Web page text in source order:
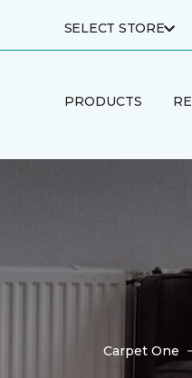
SELECT STORE
PRODUCTS
Carpet One